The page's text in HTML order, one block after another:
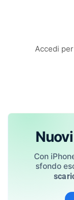
Accedi
Con
sfondo